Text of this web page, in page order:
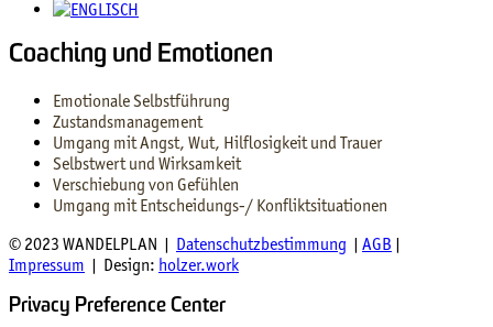
Coaching und Emotionen
Emotionale Selbstführung
Zustandsmanagement
Umgang mit Angst, Wut, Hilflosigkeit und Trauer
Selbstwert und Wirksamkeit
Verschiebung von Gefühlen
Umgang mit Entscheidungs-/ Konfliktsituationen
© 2023 WANDELPLAN | Datenschutzbestimmung | AGB |
Impressum | Design: holzer.work
Privacy Preference Center